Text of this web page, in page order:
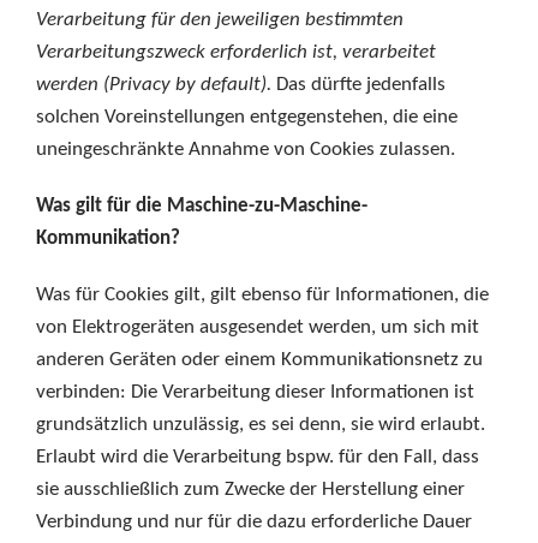
Verarbeitung für den jeweiligen bestimmten
Verarbeitungszweck erforderlich ist, verarbeitet
werden (Privacy by default). Das dürfte jedenfalls
solchen Voreinstellungen entgegenstehen, die eine
uneingeschränkte Annahme von Cookies zulassen.
Was gilt für die Maschine-zu-Maschine-
Kommunikation?
Was für Cookies gilt, gilt ebenso für Informationen, die
von Elektrogeräten ausgesendet werden, um sich mit
anderen Geräten oder einem Kommunikationsnetz zu
verbinden: Die Verarbeitung dieser Informationen ist
grundsätzlich unzulässig, es sei denn, sie wird erlaubt.
Erlaubt wird die Verarbeitung bspw. für den Fall, dass
sie ausschließlich zum Zwecke der Herstellung einer
Verbindung und nur für die dazu erforderliche Dauer